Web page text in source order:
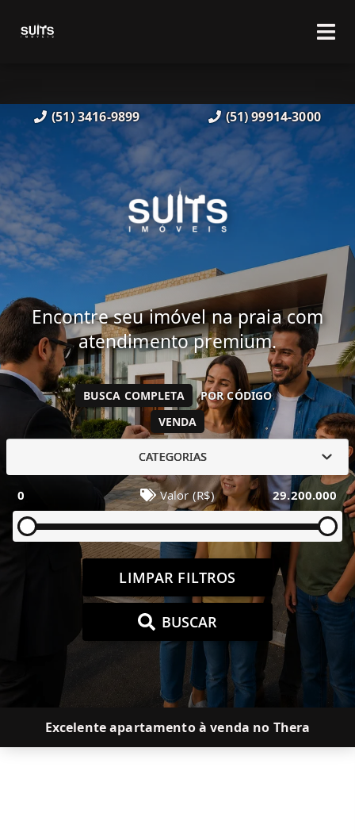
(51) 3416-9899 (51) 99914-3000
Encontre seu imóvel na praia com
atendimento premium.
VENDA
BUSCA COMPLETA POR CÓDIGO
CATEGORIAS
0 Valor (R$) 29.200.000
LIMPAR FILTROS
BUSCAR
Excelente apartamento à venda no Thera